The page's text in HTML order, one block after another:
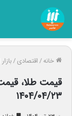
خانه/اقتصادی/
قیمت طلا،
۱۴۰۴/۰۴/۲۳